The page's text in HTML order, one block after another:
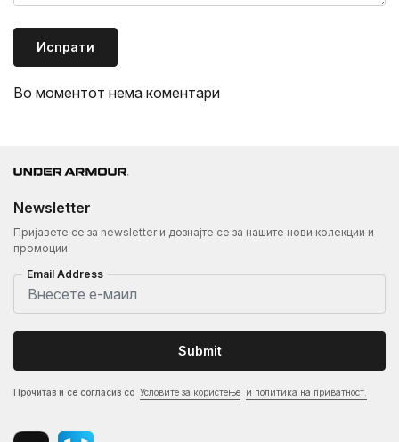
Испрати
Во моментот нема коментари
Newsletter
Пријавете се за newsletter и дознајте се за нашите нови колекции и
промоции.
Email Address
Submit
Прочитав и се согласив со Условите за користење и политика на приватност.